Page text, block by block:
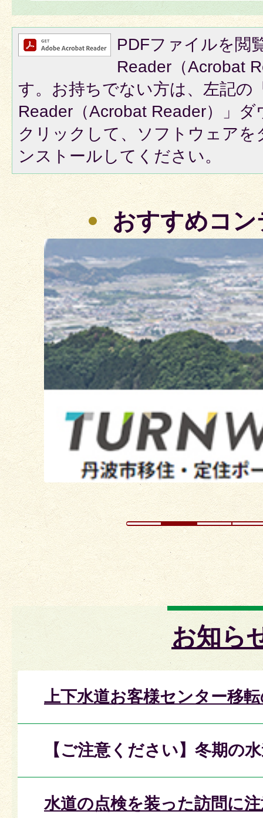
PDFファイルを閲
Reader（Acrobat
す。お持ちでない方は、左記の
Reader（Acrobat Reader）」
クリックして、ソフトウェア
ンストールしてください。
おすすめコ
3
枚
目
の
ス
お知ら
上下水道お客様センター移
【ご注意ください】冬期の
水道の点検を装った訪問に